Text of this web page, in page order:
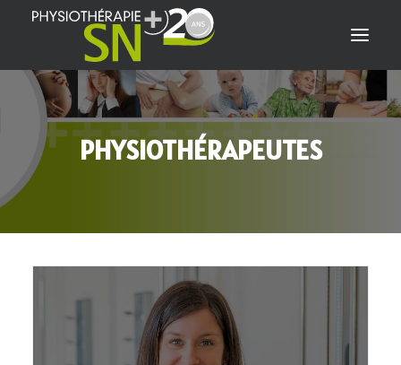
PHYSIO SN+
NOTRE ÉQUIPE
PRENDRE RENDEZ-VOUS
PORTAIL CLIENT
PHYSIOTHÉRAPEUTES